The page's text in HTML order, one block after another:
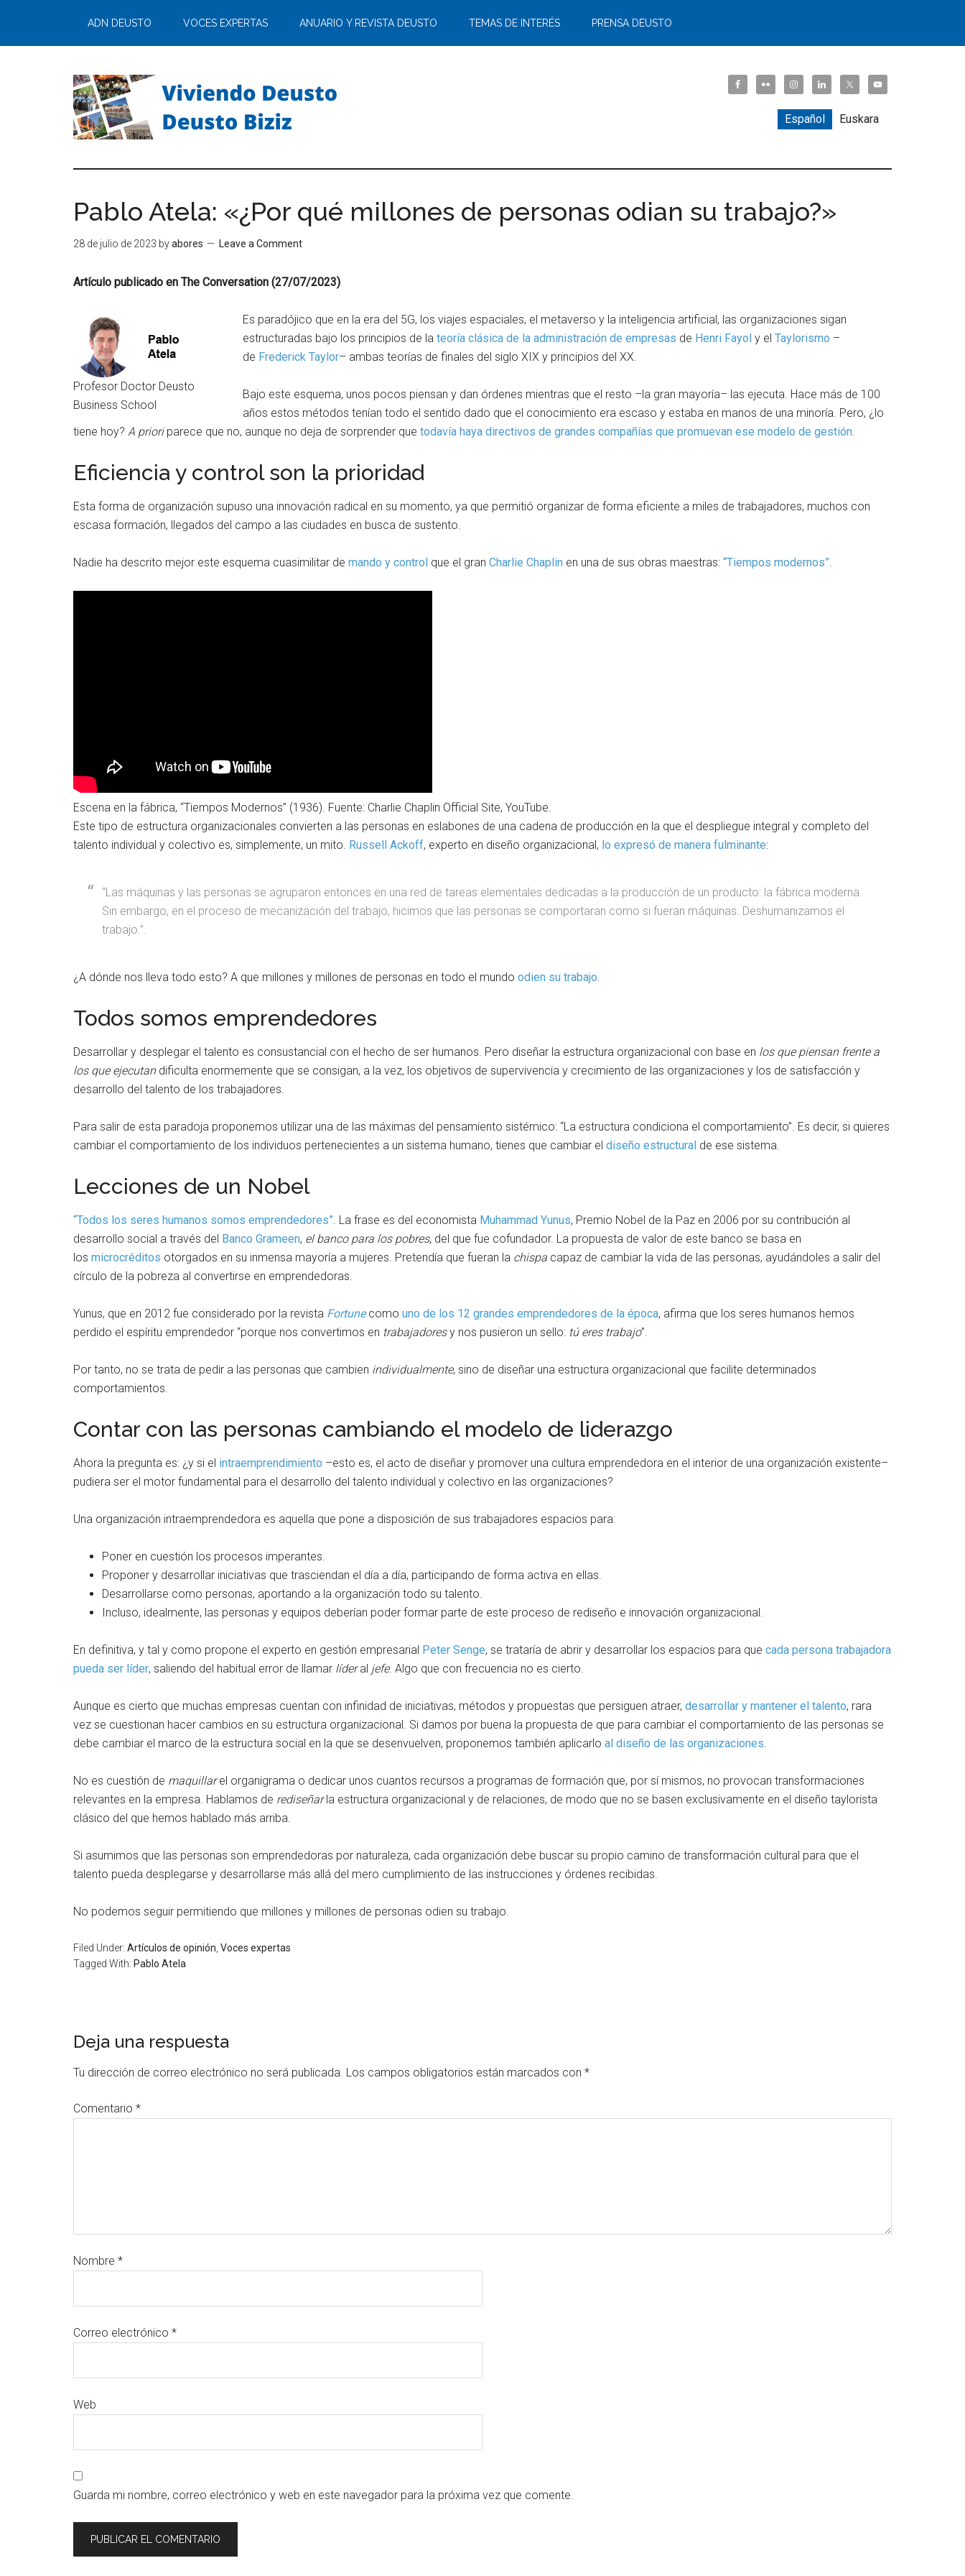
ADN DEUSTO VOCES EXPERTAS ANUARIO Y REVISTA DEUSTO TEMAS DE INTERÉS PRENSA DEUSTO
Español Euskara
Pablo Atela: «¿Por qué millones de personas odian su trabajo?»
28 de julio de 2023 byabores Leave a Comment
Artículo publicado en The Conversation (27/07/2023)
Profesor Doctor Deusto
Business School
Es paradójico que en la era del 5G, los viajes espaciales, el metaverso y la inteligencia artificial, las organizaciones sigan
estructuradas bajo los principios de la teoría clásica de la administración de empresas de Henri Fayol y el Taylorismo –
de Frederick Taylor– ambas teorías de finales del siglo XIX y principios del XX.
Bajo este esquema, unos pocos piensan y dan órdenes mientras que el resto –la gran mayoría– las ejecuta. Hace más de 100
años estos métodos tenían todo el sentido dado que el conocimiento era escaso y estaba en manos de una minoría. Pero, ¿lo
tiene hoy? A prioriparece que no, aunque no deja de sorprender que todavía haya directivos de grandes compañías que promuevan ese modelo de gestión.
Eficiencia y control son la prioridad
Esta forma de organización supuso una innovación radical en su momento, ya que permitió organizar de forma eficiente a miles de trabajadores, muchos con
escasa formación, llegados del campo a las ciudades en busca de sustento.
Nadie ha descrito mejor este esquema cuasimilitar de mando y control que el gran Charlie Chaplin en una de sus obras maestras: “Tiempos modernos”.
Escena en la fábrica, “Tiempos Modernos” (1936). Fuente: Charlie Chaplin Official Site, YouTube.
Este tipo de estructura organizacionales convierten a las personas en eslabones de una cadena de producción en la que el despliegue integral y completo del
talento individual y colectivo es, simplemente, un mito. Russell Ackoff, experto en diseño organizacional, lo expresó de manera fulminante:
“Las máquinas y las personas se agruparon entonces en una red de tareas elementales dedicadas a la producción de un producto: la fábrica moderna.
Sin embargo, en el proceso de mecanización del trabajo, hicimos que las personas se comportaran como si fueran máquinas. Deshumanizamos el
trabajo.”.
¿A dónde nos lleva todo esto? A que millones y millones de personas en todo el mundo odien su trabajo.
Todos somos emprendedores
Desarrollar y desplegar el talento es consustancial con el hecho de ser humanos. Pero diseñar la estructura organizacional con base en los que piensan frente a
los que ejecutandificulta enormemente que se consigan, a la vez, los objetivos de supervivencia y crecimiento de las organizaciones y los de satisfacción y
desarrollo del talento de los trabajadores.
Para salir de esta paradoja proponemos utilizar una de las máximas del pensamiento sistémico: “La estructura condiciona el comportamiento”. Es decir, si quieres
cambiar el comportamiento de los individuos pertenecientes a un sistema humano, tienes que cambiar el diseño estructural de ese sistema.
Lecciones de un Nobel
“Todos los seres humanos somos emprendedores”. La frase es del economista Muhammad Yunus, Premio Nobel de la Paz en 2006 por su contribución al
desarrollo social a través del Banco Grameen, el banco para los pobres, del que fue cofundador. La propuesta de valor de este banco se basa en
los microcréditos otorgados en su inmensa mayoría a mujeres. Pretendía que fueran la chispa capaz de cambiar la vida de las personas, ayudándoles a salir del
círculo de la pobreza al convertirse en emprendedoras.
Yunus, que en 2012 fue considerado por la revista Fortunecomo uno de los 12 grandes emprendedores de la época, afirma que los seres humanos hemos
perdido el espíritu emprendedor “porque nos convertimos en trabajadoresy nos pusieron un sello: tú eres trabajo”.
Por tanto, no se trata de pedir a las personas que cambien individualmente, sino de diseñar una estructura organizacional que facilite determinados
comportamientos.
Contar con las personas cambiando el modelo de liderazgo
Ahora la pregunta es: ¿y si el intraemprendimiento –esto es, el acto de diseñar y promover una cultura emprendedora en el interior de una organización existente–
pudiera ser el motor fundamental para el desarrollo del talento individual y colectivo en las organizaciones?
Una organización intraemprendedora es aquella que pone a disposición de sus trabajadores espacios para:
Poner en cuestión los procesos imperantes.
Proponer y desarrollar iniciativas que trasciendan el día a día, participando de forma activa en ellas.
Desarrollarse como personas, aportando a la organización todo su talento.
Incluso, idealmente, las personas y equipos deberían poder formar parte de este proceso de rediseño e innovación organizacional.
En definitiva, y tal y como propone el experto en gestión empresarial Peter Senge, se trataría de abrir y desarrollar los espacios para que cada persona trabajadora
pueda ser líder, saliendo del habitual error de llamar líderal jefe. Algo que con frecuencia no es cierto.
Aunque es cierto que muchas empresas cuentan con infinidad de iniciativas, métodos y propuestas que persiguen atraer, desarrollar y mantener el talento, rara
vez se cuestionan hacer cambios en su estructura organizacional. Si damos por buena la propuesta de que para cambiar el comportamiento de las personas se
debe cambiar el marco de la estructura social en la que se desenvuelven, proponemos también aplicarlo al diseño de las organizaciones.
No es cuestión de maquillarel organigrama o dedicar unos cuantos recursos a programas de formación que, por sí mismos, no provocan transformaciones
relevantes en la empresa. Hablamos de rediseñarla estructura organizacional y de relaciones, de modo que no se basen exclusivamente en el diseño taylorista
clásico del que hemos hablado más arriba.
Si asumimos que las personas son emprendedoras por naturaleza, cada organización debe buscar su propio camino de transformación cultural para que el
talento pueda desplegarse y desarrollarse más allá del mero cumplimiento de las instrucciones y órdenes recibidas.
No podemos seguir permitiendo que millones y millones de personas odien su trabajo.
Filed Under: Artículos de opinión Voces expertas
Tagged With: Pablo Atela
Deja una respuesta
Tu dirección de correo electrónico no será publicada. Los campos obligatorios están marcados con *
Comentario *
Nombre *
Correo electrónico *
Web
Guarda mi nombre, correo electrónico y web en este navegador para la próxima vez que comente.